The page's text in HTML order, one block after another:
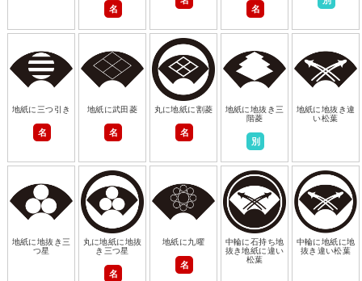
名 名
地紙に三つ引き
名
地紙に武田菱
名
丸に地紙に割菱
名
地紙に地抜き三
階菱
別
地紙に地抜き違
い松葉
地紙に地抜き三
つ星
丸に地紙に地抜
き三つ星
名
地紙に九曜
名
中輪に石持ち地
抜き地紙に違い
松葉
中輪に地紙に地
抜き違い松葉